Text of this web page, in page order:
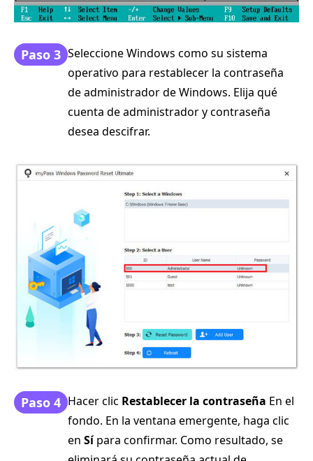
Paso 3 Seleccione Windows como su sistema
operativo para restablecer la contraseña
de administrador de Windows. Elija qué
cuenta de administrador y contraseña
desea descifrar.
Paso 4 Hacer clic Restablecer la contraseña En el
fondo. En la ventana emergente, haga clic
en Sípara confirmar. Como resultado, se